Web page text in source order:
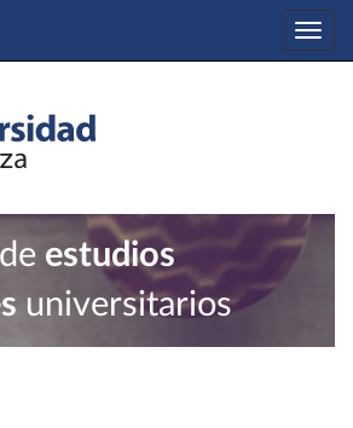
estudios
universitarios